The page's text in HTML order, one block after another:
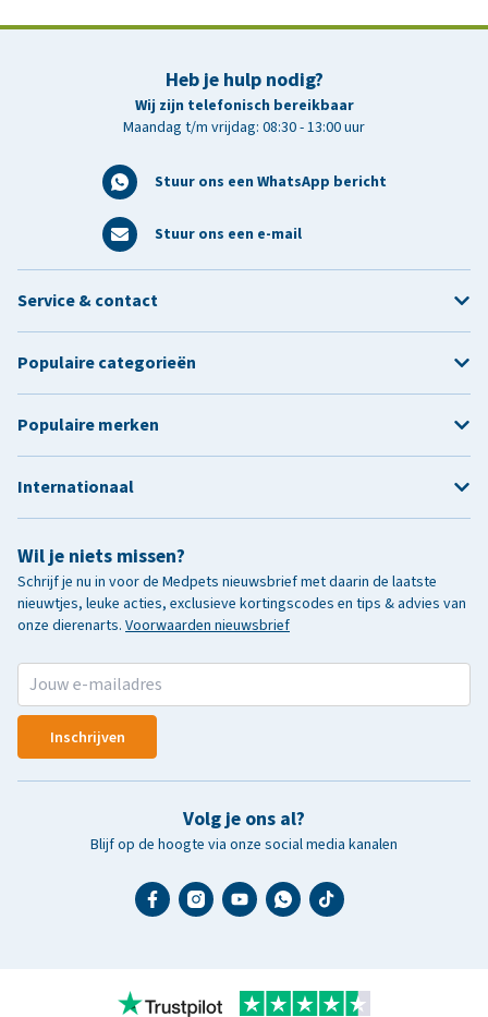
Heb je hulp nodig?
Wij zijn telefonisch bereikbaar
Maandag t/m vrijdag: 08:30 - 13:00 uur
Stuur ons een WhatsApp bericht
Stuur ons een e-mail
Wil je niets missen?
Schrijf je nu in voor de Medpets nieuwsbrief met daarin de laatste
nieuwtjes, leuke acties, exclusieve kortingscodes en tips & advies van
onze dierenarts. Voorwaarden nieuwsbrief
Inschrijven
Volg je ons al?
Blijf op de hoogte via onze social media kanalen
Service & contact
Populaire categorieën
Populaire merken
Internationaal